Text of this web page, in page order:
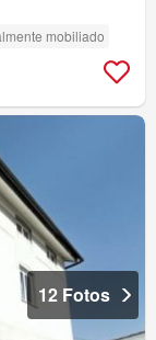
mobiliado
12 Fotos